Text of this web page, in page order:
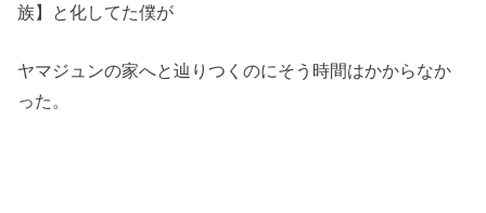
族】と化してた僕が
ヤマジュンの家へと辿りつくのにそう時間はかからなか
った。